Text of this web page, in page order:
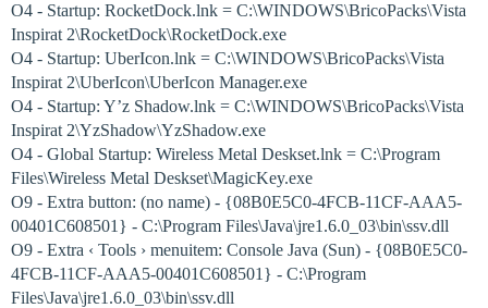
O4 - Startup: RocketDock.lnk = C:\WINDOWS\BricoPacks\Vista
Inspirat 2\RocketDock\RocketDock.exe
O4 - Startup: UberIcon.lnk = C:\WINDOWS\BricoPacks\Vista
Inspirat 2\UberIcon\UberIcon Manager.exe
O4 - Startup: Y’z Shadow.lnk = C:\WINDOWS\BricoPacks\Vista
Inspirat 2\YzShadow\YzShadow.exe
O4 - Global Startup: Wireless Metal Deskset.lnk = C:\Program
Files\Wireless Metal Deskset\MagicKey.exe
O9 - Extra button: (no name) - {08B0E5C0-4FCB-11CF-AAA5-
00401C608501} - C:\Program Files\Java\jre1.6.0_03\bin\ssv.dll
O9 - Extra ‹ Tools › menuitem: Console Java (Sun) - {08B0E5C0-
4FCB-11CF-AAA5-00401C608501} - C:\Program
Files\Java\jre1.6.0_03\bin\ssv.dll